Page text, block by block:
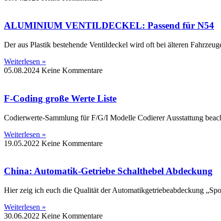
ALUMINIUM VENTILDECKEL: Passend für N54
Der aus Plastik bestehende Ventildeckel wird oft bei älteren
Weiterlesen »
05.08.2024 Keine Kommentare
F-Coding große Werte Liste
Codierwerte-Sammlung für F/G/I Modelle Codierer Ausstattung
Weiterlesen »
19.05.2022 Keine Kommentare
China: Automatik-Getriebe Schalthebel Abdeckung
Hier zeig ich euch die Qualität der Automatikgetriebeabdeckung
Weiterlesen »
30.06.2022 Keine Kommentare